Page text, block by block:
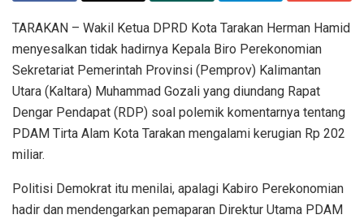
TARAKAN – Wakil Ketua DPRD Kota Tarakan Herman Hamid
menyesalkan tidak hadirnya Kepala Biro Perekonomian
Sekretariat Pemerintah Provinsi (Pemprov) Kalimantan
Utara (Kaltara) Muhammad Gozali yang diundang Rapat
Dengar Pendapat (RDP) soal polemik komentarnya tentang
PDAM Tirta Alam Kota Tarakan mengalami kerugian Rp 202
miliar.
Politisi Demokrat itu menilai, apalagi Kabiro Perekonomian
hadir dan mendengarkan pemaparan Direktur Utama PDAM